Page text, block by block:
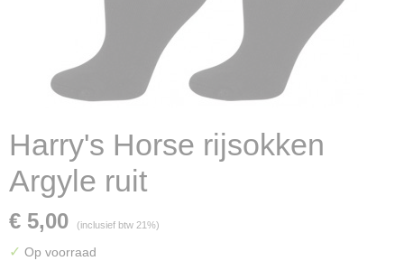
Harry's Horse rijsokken
Argyle ruit
€ 5,00 (inclusief btw 21%)
✓ Op voorraad